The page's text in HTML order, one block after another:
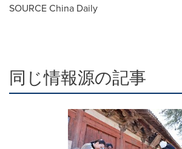
SOURCE China Daily
同じ情報源の記事